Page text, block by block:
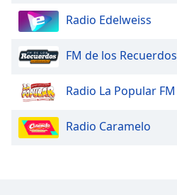
Radio Edelweiss
FM de los Recuerdos
Radio La Popular FM
Radio Caramelo